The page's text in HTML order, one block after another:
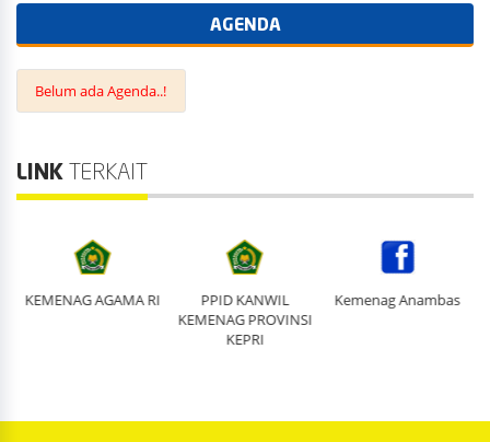
AGENDA
Belum ada Agenda..!
LINK TERKAIT
KEMENAG AGAMA RI
PPID KANWIL
KEMENAG PROVINSI
KEPRI
Kemenag Anambas